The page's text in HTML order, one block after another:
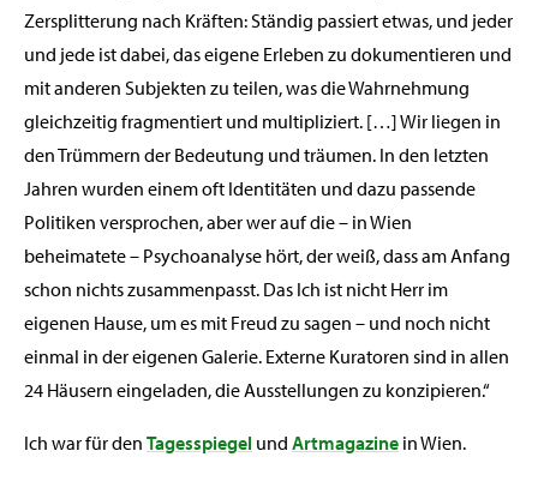
Zersplitterung nach Kräften: Ständig passiert etwas, und jeder
und jede ist dabei, das eigene Erleben zu dokumentieren und
mit anderen Subjekten zu teilen, was die Wahrnehmung
gleichzeitig fragmentiert und multipliziert. […] Wir liegen in
den Trümmern der Bedeutung und träumen. In den letzten
Jahren wurden einem oft Identitäten und dazu passende
Politiken versprochen, aber wer auf die – in Wien
beheimatete – Psychoanalyse hört, der weiß, dass am Anfang
schon nichts zusammenpasst. Das Ich ist nicht Herr im
eigenen Hause, um es mit Freud zu sagen – und noch nicht
einmal in der eigenen Galerie. Externe Kuratoren sind in allen
24 Häusern eingeladen, die Ausstellungen zu konzipieren.“
Ich war für den Tagesspiegel und Artmagazine in Wien.